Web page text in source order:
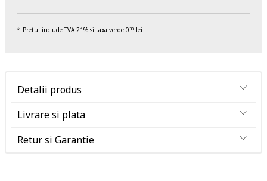
Pretul include TVA 21% si taxa verde 030 lei
Detalii produs
Livrare si plata
Retur si Garantie